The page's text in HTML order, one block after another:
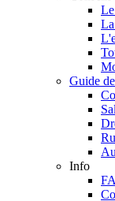
Guide
Info